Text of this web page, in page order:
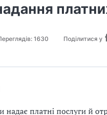
1630 Поділитися у
надає платні послуги й